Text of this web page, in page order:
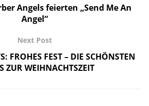
Angels feierten „Send Me An
Angel“
Next Post
FROHES FEST – DIE SCHÖNSTEN
ZUR WEIHNACHTSZEIT